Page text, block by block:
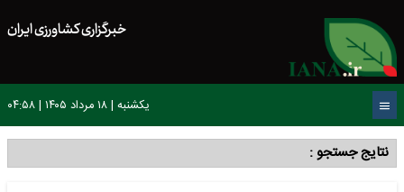
خبرگزاری کشاورزی ایران
یکشنبه | ۱۸ مرداد ۱۴۰۵ | ۰۴:۵۸
نتایج جستجو :